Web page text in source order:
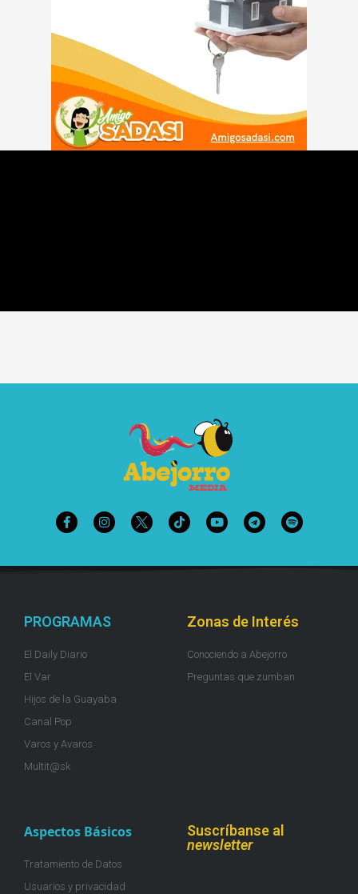
PROGRAMAS
El Daily Diario
El Var
Hijos de la Guayaba
Canal Pop
Varos y Avaros
Multit@sk
Zonas de Interés
Conociendo a Abejorro
Preguntas que zumban
Aspectos Básicos
Tratamiento de Datos
Usuarios y privacidad
Suscríbanse al
newsletter